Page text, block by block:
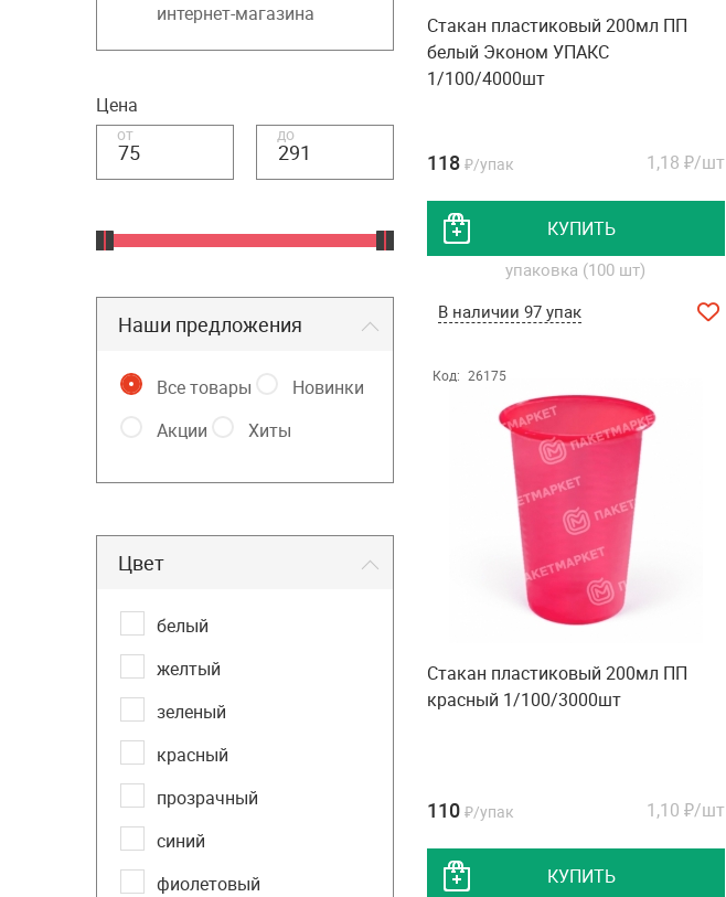
интернет-магазина
Цена
от до
Наши предложения
Все товары
Новинки
Акции
Хиты
Цвет
белый
желтый
зеленый
красный
прозрачный
синий
фиолетовый
Стакан пластиковый 200мл ПП
белый Эконом УПАКС
1/100/4000шт
118 ₽/упак 1,18 ₽/шт
КУПИТЬ
упаковка (100 шт)
В наличии 97 упак
Код: 26175
Стакан пластиковый 200мл ПП
красный 1/100/3000шт
110 ₽/упак 1,10 ₽/шт
КУПИТЬ